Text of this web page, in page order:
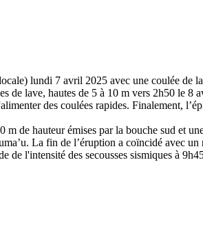
lundi 7 avril 2025 avec une coulée de
de lave, hautes de 5 à 10 m vers 2h50 le
des coulées rapides. Finalement,
de hauteur émises par la bouche sud et
La fin de l’éruption a coïncidé avec
de l'intensité des secousses sismiques à